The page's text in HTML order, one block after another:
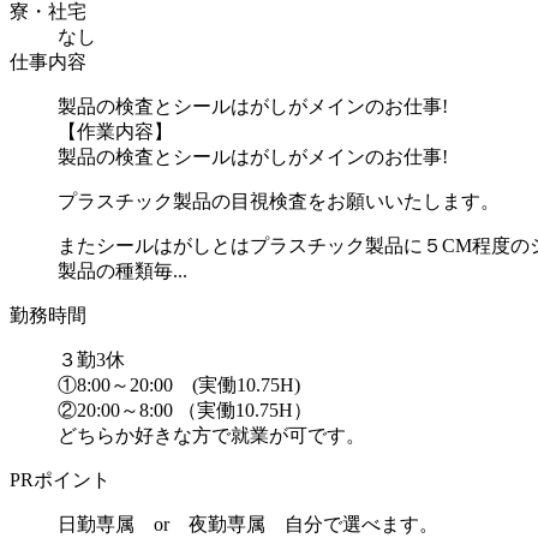
寮・社宅
なし
仕事内容
製品の検査とシールはがしがメインのお仕事!
【作業内容】
製品の検査とシールはがしがメインのお仕事!
プラスチック製品の目視検査をお願いいたします。
またシールはがしとはプラスチック製品に５CM程度の
製品の種類毎...
勤務時間
３勤3休
①8:00～20:00 (実働10.75H)
②20:00～8:00 （実働10.75H）
どちらか好きな方で就業が可です。
PRポイント
日勤専属 or 夜勤専属 自分で選べます。